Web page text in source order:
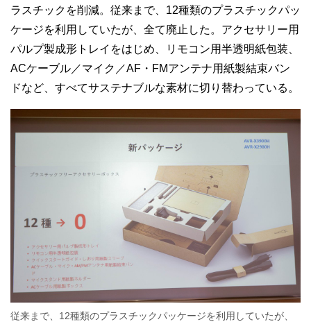
ラスチックを削減。従来まで、12種類のプラスチックパッ
ケージを利用していたが、全て廃止した。アクセサリー用
パルプ製成形トレイをはじめ、リモコン用半透明紙包装、
ACケーブル／マイク／AF・FMアンテナ用紙製結束バン
ドなど、すべてサステナブルな素材に切り替わっている。
従来まで、12種類のプラスチックパッケージを利用していたが、